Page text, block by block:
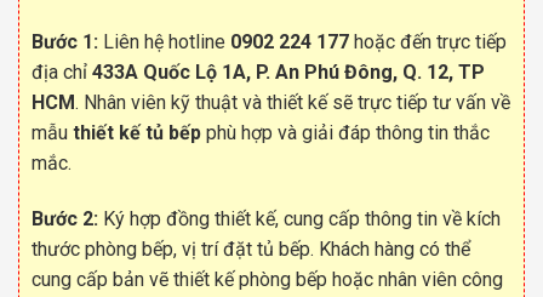
Bước 1: Liên hệ hotline 0902 224 177 hoặc đến trực tiếp
địa chỉ 433A Quốc Lộ 1A, P. An Phú Đông, Q. 12, TP
HCM. Nhân viên kỹ thuật và thiết kế sẽ trực tiếp tư vấn về
mẫu thiết kế tủ bếp phù hợp và giải đáp thông tin thắc
mắc.
Bước 2: Ký hợp đồng thiết kế, cung cấp thông tin về kích
thước phòng bếp, vị trí đặt tủ bếp. Khách hàng có thể
cung cấp bản vẽ thiết kế phòng bếp hoặc nhân viên công